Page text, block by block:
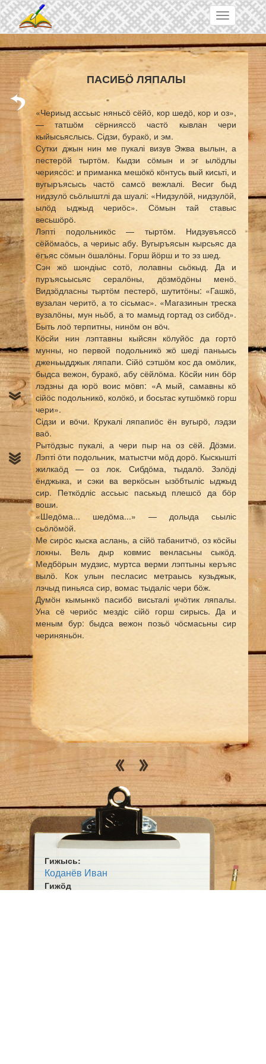
Skip to main content
Toggle
navigation
ПАСИБӦ ЛЯПАЛЫ
«Чериыд ассьыс няньсӧ сёйӧ, кор шедӧ, кор и оз»,
— татшӧм сёрнияссӧ частӧ кывлан чери
кыйысьяслысь. Сідзи, буракӧ, и эм.
Сутки джын нин ме пукалі визув Эжва вылын, а
пестерӧй тыртӧм. Кыдзи сӧмын и эг ылӧдлы
чериясӧс: и приманка мешӧкӧ кӧнтусь вый кисьті, и
вугыръясысь частӧ самсӧ вежлалі. Весиг быд
нидзулӧ сьӧлыштлі да шуалі: «Нидзулӧй, нидзулӧй,
ылӧд ыджыд чериӧс». Сӧмын тай ставыс
весьшӧрӧ.
Лэпті подольникӧс — тыртӧм. Нидзувъяссӧ
сёйӧмаӧсь, а чериыс абу. Вугыръясын кырсьяс да
ёгъяс сӧмын ӧшалӧны. Горш йӧрш и то эз шед.
Сэн жӧ шондіыс сотӧ, лолавны сьӧкыд. Да и
пуръясьысьяс сералӧны, дӧзмӧдӧны менӧ.
Видзӧдласны тыртӧм пестерӧ, шутитӧны: «Гашкӧ,
вузалан черитӧ, а то сісьмас». «Магазинын треска
вузалӧны, мун ньӧб, а то мамыд гортад оз сибӧд».
Быть лоӧ терпитны, нинӧм он вӧч.
Кӧсйи нин лэптавны кыйсян кӧлуйӧс да гортӧ
мунны, но первой подольникӧ жӧ шеді паньысь
дженьыдджык ляпапи. Сійӧ сэтшӧм кос да омӧлик,
быдса вежон, буракӧ, абу сёйлӧма. Кӧсйи нин бӧр
лэдзны да юрӧ воис мӧвп: «А мый, самавны кӧ
сійӧс подольникӧ, колӧкӧ, и босьтас кутшӧмкӧ горш
чери».
Сідзи и вӧчи. Крукалі ляпапиӧс ён вугырӧ, лэдзи
ваӧ.
Рытӧдзыс пукалі, а чери пыр на оз сёй. Дӧзми.
Лэпті ӧти подольник, матыстчи мӧд дорӧ. Кыскышті
жилкаӧд — оз лок. Сибдӧма, тыдалӧ. Зэлӧді
ёнджыка, и сэки ва веркӧсын ызӧбтыліс ыджыд
сир. Петкӧдліс ассьыс паськыд плешсӧ да бӧр
воши.
«Шедӧма... шедӧма...» — долыда сьыліс
сьӧлӧмӧй.
Ме сирӧс кыска аслань, а сійӧ табанитчӧ, оз кӧсйы
локны. Вель дыр ковмис венласьны сыкӧд.
Медбӧрын мудзис, муртса верми лэптыны керъяс
вылӧ. Кок улын песласис метраысь кузьджык,
лэчыд пиньяса сир, вомас тыдаліс чери бӧж.
Думӧн кымынкӧ пасибӧ висьталі ичӧтик ляпалы.
Уна сё чериӧс мездіс сійӧ горш сирысь. Да и
меным бур: быдса вежон позьӧ чӧсмасьны сир
чериняньӧн.
Гижысь:
Коданёв Иван
Гижӧд